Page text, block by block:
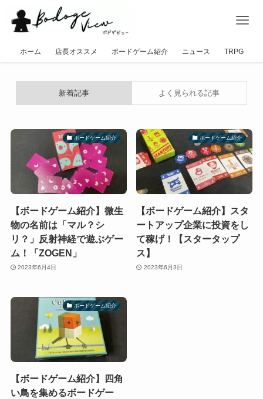
ホーム 店長オススメ ボードゲーム紹介 ニュース TRPG
新着記事 よく見られる記事
ボードゲーム紹介
【ボードゲーム紹介】微生
物の名前は「マル？シ
リ？」反射神経で遊ぶゲー
ム！「ZOGEN」
2023年6月4日
ボードゲーム紹介
【ボードゲーム紹介】スタ
ートアップ企業に投資をし
て稼げ！【スタータップ
ス】
2023年6月3日
ボードゲーム紹介
【ボードゲーム紹介】四角
い鳥を集めるボードゲー